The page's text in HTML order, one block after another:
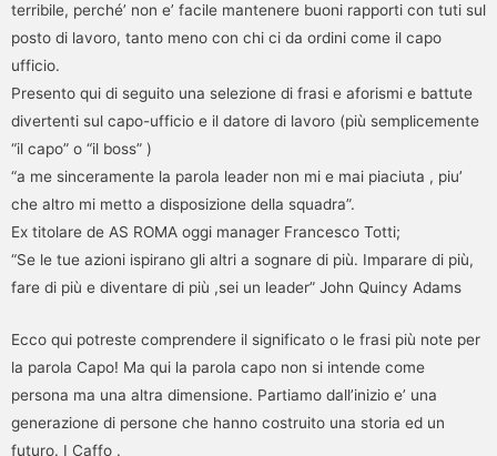
terribile, perché’ non e’ facile mantenere buoni rapporti con tuti sul
posto di lavoro, tanto meno con chi ci da ordini come il capo
ufficio.
Presento qui di seguito una selezione di frasi e aforismi e battute
divertenti sul capo-ufficio e il datore di lavoro (più semplicemente
“il capo” o “il boss” )
“a me sinceramente la parola leader non mi e mai piaciuta , piu’
che altro mi metto a disposizione della squadra”.
Ex titolare de AS ROMA oggi manager Francesco Totti;
“Se le tue azioni ispirano gli altri a sognare di più. Imparare di più,
fare di più e diventare di più ,sei un leader” John Quincy Adams
Ecco qui potreste comprendere il significato o le frasi più note per
la parola Capo! Ma qui la parola capo non si intende come
persona ma una altra dimensione. Partiamo dall’inizio e’ una
generazione di persone che hanno costruito una storia ed un
futuro. I Caffo .